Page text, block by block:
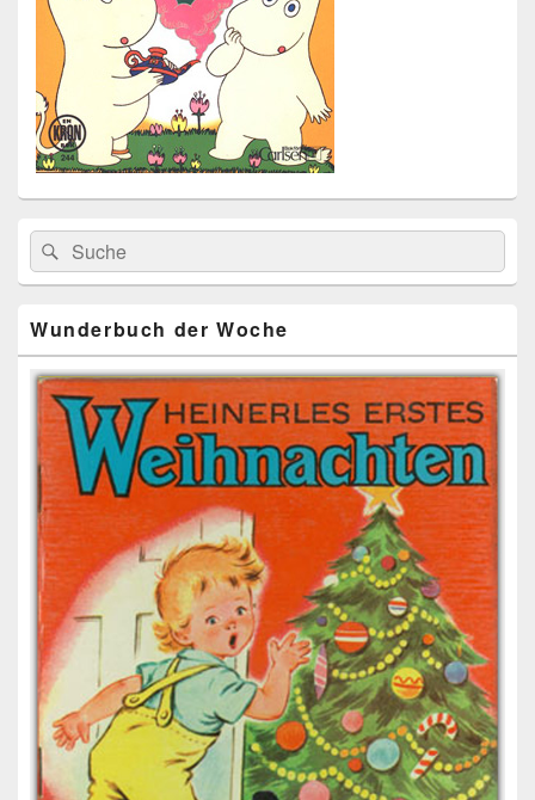
Primärer
Seitenleisten
Widget-
Bereich
Search
for:
Suche
Wunderbuch der Woche